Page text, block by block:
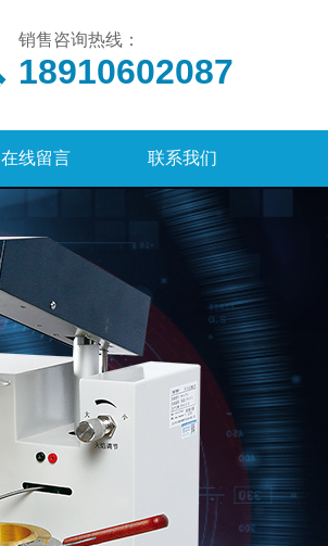
销售咨询热线：
18910602087
在线留言 联系我们